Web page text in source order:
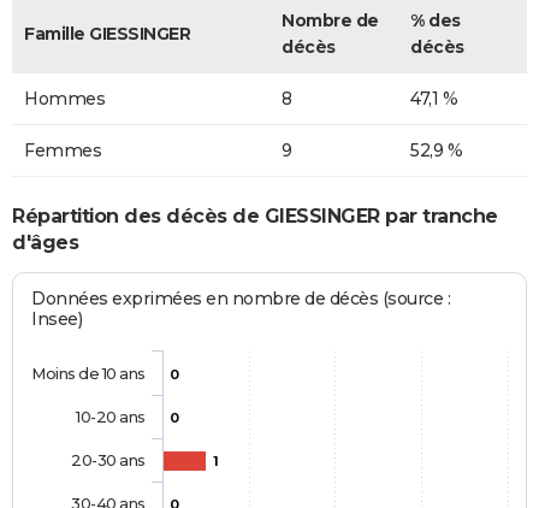
Famille GIESSINGER
Nombre de
décès
% des
décès
Hommes 8 47,1 %
Femmes 9 52,9 %
Répartition des décès de GIESSINGER par tranche
d'âges
Données exprimées en nombre de décès (source :
Insee)
0
0
1
0
Moins de 10 ans
10-20 ans
20-30 ans
30-40 ans